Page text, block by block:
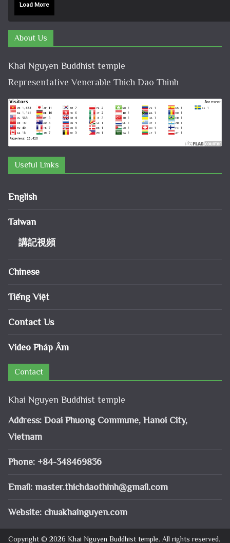
Load More
About Us
Khai Nguyen Buddhist temple
Representative Venerable Thich Dao Thinh
Useful Links
English
Taiwan
講記視頻
Chinese
Tiếng Việt
Contact Us
Video Pháp Âm
Contact
Khai Nguyen Buddhist temple
Address: Doai Phuong Commune, Hanoi City,
Vietnam
Phone: +84-348469836
Email: master.thichdaothinh@gmail.com
Website: chuakhainguyen.com
Copyright © 2026 Khai Nguyen Buddhist temple. All rights reserved.